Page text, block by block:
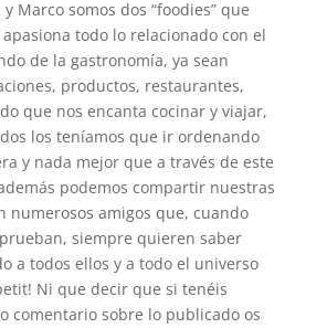
y Marco somos dos “foodies” que
apasiona todo lo relacionado con el
de la gastronomía, ya sean
productos, restaurantes,
que nos encanta cocinar y viajar,
los teníamos que ir ordenando
y nada mejor que a través de este
podemos compartir nuestras
numerosos amigos que, cuando
siempre quieren saber
a todos ellos y a todo el universo
Ni que decir que si tenéis
comentario sobre lo publicado os